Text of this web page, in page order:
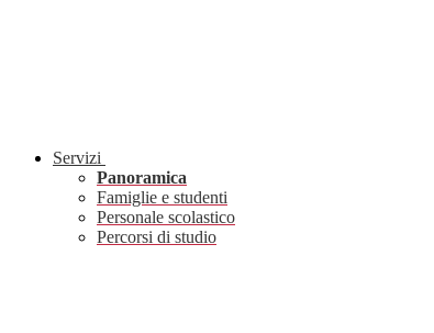
Servizi
Panoramica
Famiglie e studenti
Personale scolastico
Percorsi di studio